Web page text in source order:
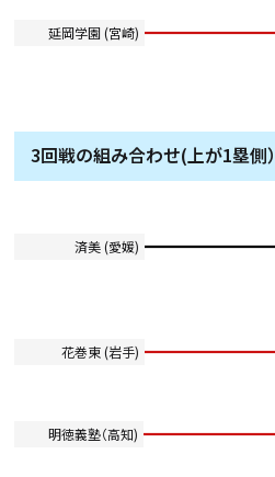
延岡学園 (宮崎)
3回戦の組み合わせ(上が1塁側）
済美 (愛媛)
花巻東 (岩手)
明徳義塾（高知)